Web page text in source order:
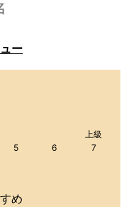
ー
上級
5 6
7
め